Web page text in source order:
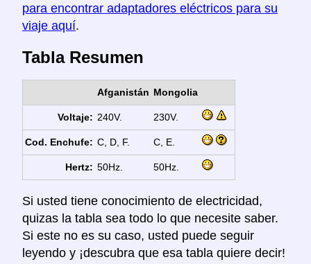
para encontrar adaptadores eléctricos para su
viaje aquí.
Tabla Resumen
Afganistán Mongolia
Voltaje: 240V. 230V.
Cod. Enchufe: C, D, F. C, E.
Hertz: 50Hz. 50Hz.
Si usted tiene conocimiento de electricidad,
quizas la tabla sea todo lo que necesite saber.
Si este no es su caso, usted puede seguir
leyendo y ¡descubra que esa tabla quiere decir!